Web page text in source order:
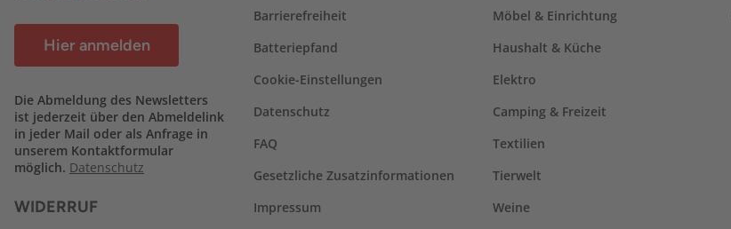
Hier anmelden
Die Abmeldung des Newsletters
ist jederzeit über den Abmeldelink
in jeder Mail oder als Anfrage in
unserem Kontaktformular
möglich. Datenschutz
WIDERRUF
Barrierefreiheit
Batteriepfand
Cookie-Einstellungen
Datenschutz
FAQ
Gesetzliche Zusatzinformationen
Impressum
Möbel & Einrichtung
Haushalt & Küche
Elektro
Camping & Freizeit
Textilien
Tierwelt
Weine